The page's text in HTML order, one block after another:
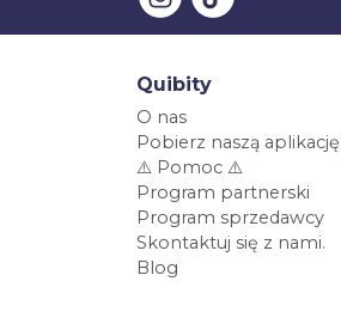
Quibity
O nas
Pobierz naszą aplikację
⚠️ Pomoc ⚠️
Program partnerski
Program sprzedawcy
Skontaktuj się z nami.
Blog